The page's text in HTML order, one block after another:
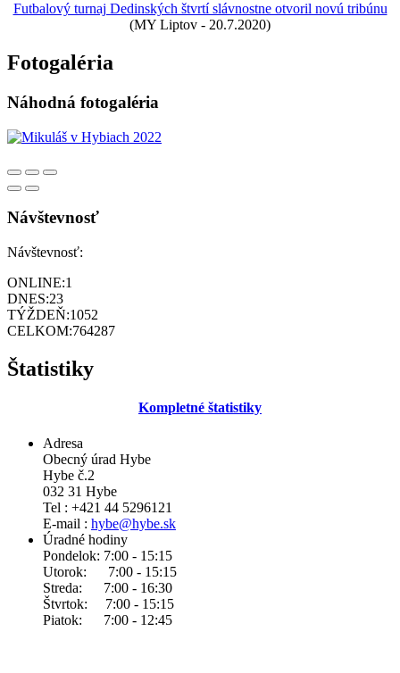
Futbalový turnaj Dedinských štvrtí slávnostne otvoril novú tribúnu
(MY Liptov - 20.7.2020)
Fotogaléria
Náhodná fotogaléria
Návštevnosť
Návštevnosť:
ONLINE:1
DNES:23
TÝŽDEŇ:1052
CELKOM:764287
Štatistiky
Kompletné štatistiky
Adresa
Obecný úrad Hybe
Hybe č.2
032 31 Hybe
Tel : +421 44 5296121
E-mail : hybe@hybe.sk
Úradné hodiny
Pondelok: 7:00 - 15:15
Utorok: 7:00 - 15:15
Streda: 7:00 - 16:30
Štvrtok: 7:00 - 15:15
Piatok: 7:00 - 12:45